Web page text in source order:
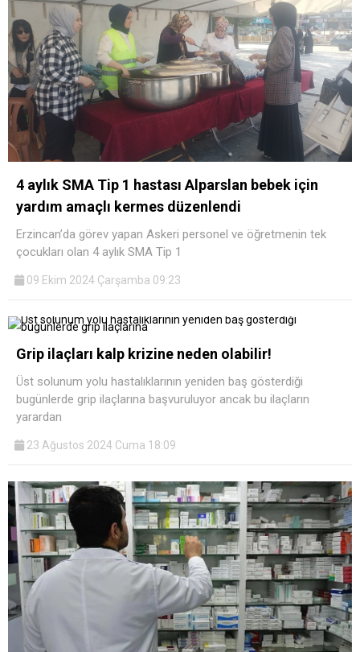
4 aylık SMA Tip 1 hastası Alparslan bebek için
yardım amaçlı kermes düzenlendi
Erzincan’da görev yapan Askeri personel ve öğretmenin tek
çocukları olan 4 aylık SMA Tip 1
09 Ekim 2024 Çarşamba 09:23
Grip ilaçları kalp krizine neden olabilir!
Üst solunum yolu hastalıklarının yeniden baş gösterdiği
bugünlerde grip ilaçlarına başvuruluyor ancak bu ilaçların
yarardan
23 Ağustos 2024 Cuma 18:09